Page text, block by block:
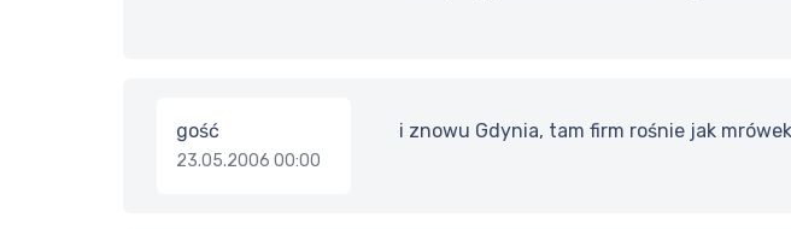
gość
23.05.2006 00:00
i znowu Gdynia, tam firm rośnie jak